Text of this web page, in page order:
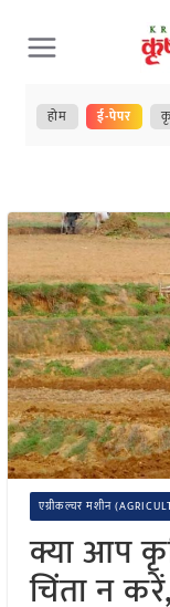
Skip
to
content
होम ई-पेपर
एग्रीकल्चर मशीन
क्या आप
चिंता न